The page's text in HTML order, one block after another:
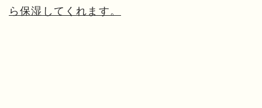
ら保湿してくれます。